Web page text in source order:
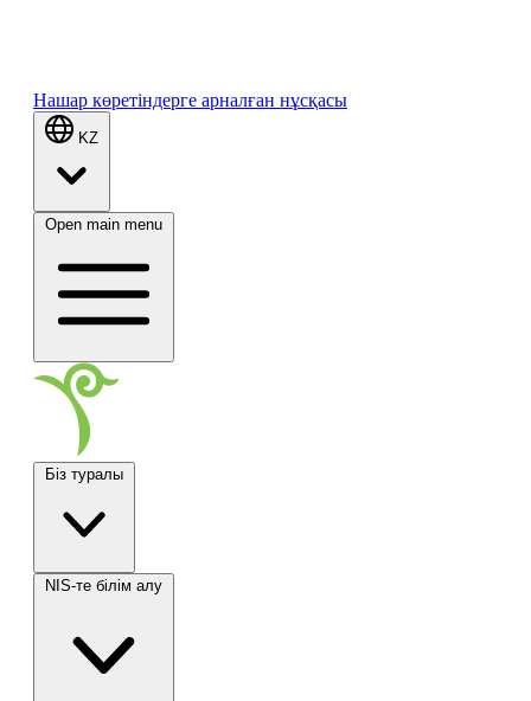
Нашар көретіндерге арналған нұсқасы
KZ
Open main menu
Біз туралы
NIS-те білім алу